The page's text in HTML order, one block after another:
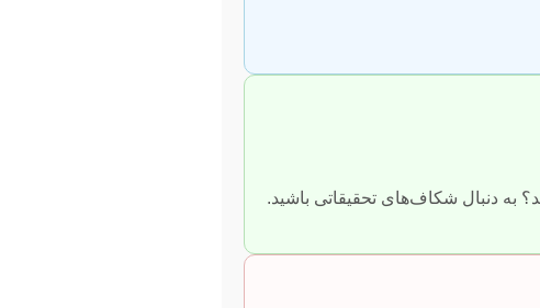
به دنبال شکاف‌های تحقیقاتی باشید.